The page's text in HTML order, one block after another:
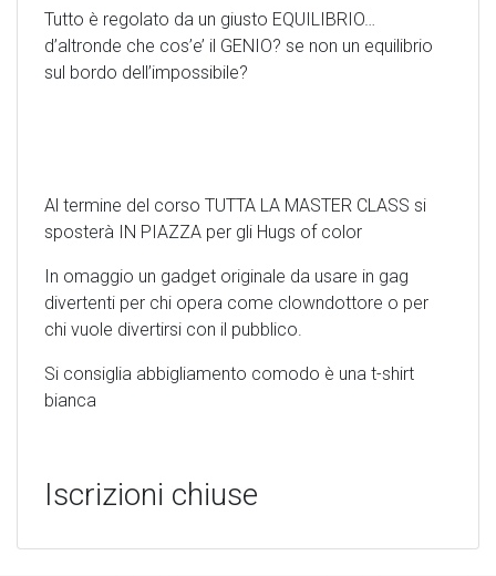
Tutto è regolato da un giusto EQUILIBRIO…
d’altronde che cos’e’ il GENIO? se non un equilibrio
sul bordo dell’impossibile?
Al termine del corso TUTTA LA MASTER CLASS si
sposterà IN PIAZZA per gli Hugs of color
In omaggio un gadget originale da usare in gag
divertenti per chi opera come clowndottore o per
chi vuole divertirsi con il pubblico.
Si consiglia abbigliamento comodo è una t-shirt
bianca
Iscrizioni chiuse